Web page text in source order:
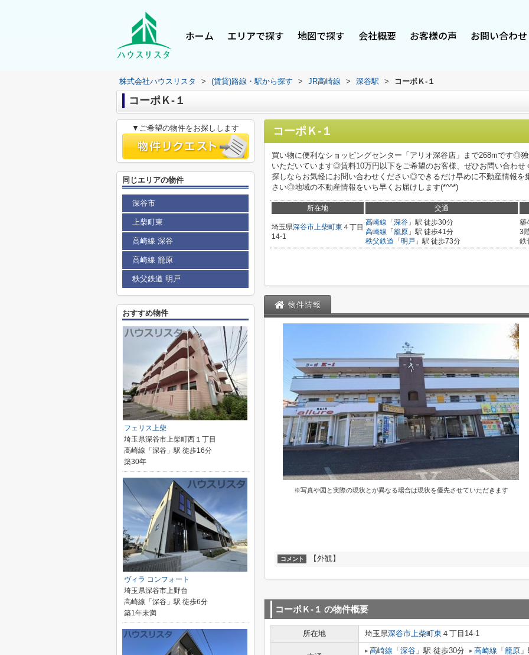
ホーム エリアで探す 地図で探す 会社概要 お客様の声 お問い合わせ
株式会社ハウスリスタ > (賃貸)路線・駅から探す > JR高崎線 > 深谷駅 > コーポＫ-１
コーポＫ-１
コーポＫ-１
買い物に便利なショッピングセンター「アリオ深谷店」まで268mです◎
いただいています◎賃料10万円以下をご希望のお客様、ぜひお問い合わ
探しならお気軽にお問い合わせください◎できるだけ早めに不動産情報を
さい◎地域の不動産情報をいち早くお届けします(*^^*)
所在地 交通
埼玉県深谷市上柴町東 ４丁目
14-1
高崎線 「 深谷 」駅 徒歩30分
高崎線 「 籠原 」駅 徒歩41分
秩父鉄道 「 明戸 」駅 徒歩73分
築
3
鉄
物件情報
※写真や図と実際の現状とが異なる場合は現状を優先させていただきます
コメント 【外観】
コーポＫ-１ の物件概要
所在地 埼玉県深谷市上柴町東 ４丁目14-1
高崎線 「 深谷 」駅 徒歩30分 高崎線 「 籠原
▼ご希望の物件をお探しします
同じエリアの物件
深谷市
上柴町東
高崎線 深谷
高崎線 籠原
秩父鉄道 明戸
おすすめ物件
フェリス上柴
埼玉県深谷市上柴町西１丁目
高崎線「深谷」駅 徒歩16分
築30年
ヴィラ コンフォート
埼玉県深谷市上野台
高崎線「深谷」駅 徒歩6分
築1年未満